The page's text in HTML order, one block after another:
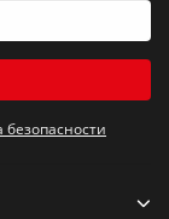
безопасности